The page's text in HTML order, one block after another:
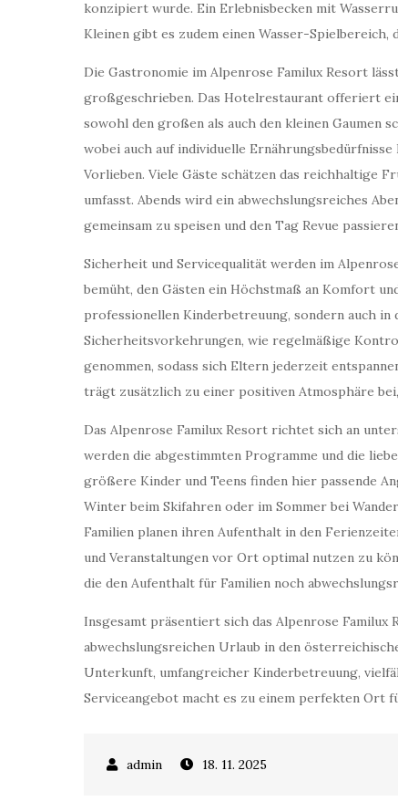
konzipiert wurde. Ein Erlebnisbecken mit
Kleinen gibt es zudem einen Wasser-
Die Gastronomie im Alpenrose Familux Resort
großgeschrieben. Das Hotelrestaurant offeriert
sowohl den großen als auch den kleinen Gaumen
wobei auch auf individuelle
Vorlieben. Viele Gäste schätzen das reichhaltige
umfasst. Abends wird ein abwechslungsreiches
gemeinsam zu speisen und den Tag Revue
Sicherheit und Servicequalität werden im
bemüht, den Gästen ein Höchstmaß an Komfort
professionellen Kinderbetreuung, sondern auch in
Sicherheitsvorkehrungen, wie regelmäßige
genommen, sodass sich Eltern jederzeit
trägt zusätzlich zu einer positiven Atmosphäre
Das Alpenrose Familux Resort richtet sich an
werden die abgestimmten Programme und die
größere Kinder und Teens finden hier passende
Winter beim Skifahren oder im Sommer bei
Familien planen ihren Aufenthalt in den
und Veranstaltungen vor Ort optimal nutzen zu
die den Aufenthalt für Familien noch
Insgesamt präsentiert sich das Alpenrose Familux
abwechslungsreichen Urlaub in den
Unterkunft, umfangreicher Kinderbetreuung,
Serviceangebot macht es zu einem perfekten Ort
18. 11. 2025